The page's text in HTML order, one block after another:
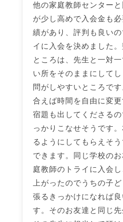
他の家庭教師センター
が少し高めで入会金も
績があり、評判も良い
イに入会を決めました
ところは、先生と一対
い所をそのままにして
問がしやすいところで
合えば時間を自由に変更
宿題も出してくださる
っかりこなせそうです
るようにしてもらえそ
できます。同じ学校の
庭教師のトライに入会
上がったのでうちの子
張るきっかけになれば
す。そのお友達と同じ先